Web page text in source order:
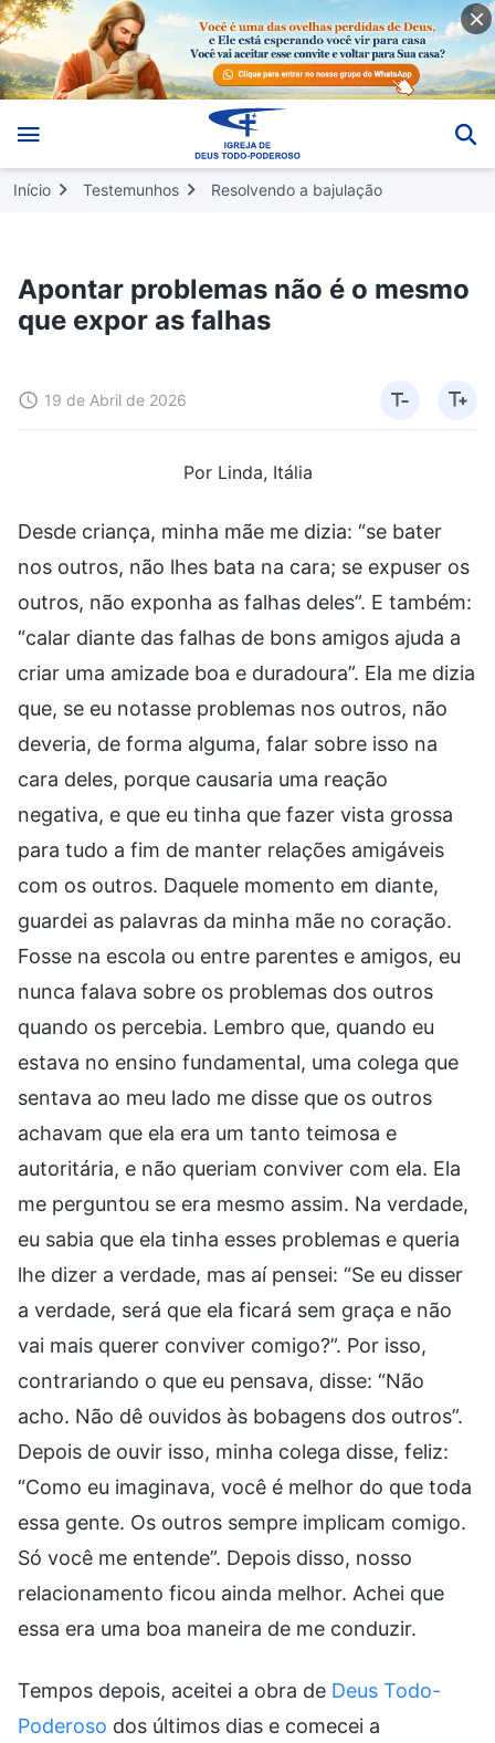
Início Testemunhos Resolvendo a bajulação
Apontar problemas não é o mesmo
que expor as falhas
19 de Abril de 2026
Por Linda, Itália
Desde criança, minha mãe me dizia: “se bater
nos outros, não lhes bata na cara; se expuser os
outros, não exponha as falhas deles”. E também:
“calar diante das falhas de bons amigos ajuda a
criar uma amizade boa e duradoura”. Ela me dizia
que, se eu notasse problemas nos outros, não
deveria, de forma alguma, falar sobre isso na
cara deles, porque causaria uma reação
negativa, e que eu tinha que fazer vista grossa
para tudo a fim de manter relações amigáveis
com os outros. Daquele momento em diante,
guardei as palavras da minha mãe no coração.
Fosse na escola ou entre parentes e amigos, eu
nunca falava sobre os problemas dos outros
quando os percebia. Lembro que, quando eu
estava no ensino fundamental, uma colega que
sentava ao meu lado me disse que os outros
achavam que ela era um tanto teimosa e
autoritária, e não queriam conviver com ela. Ela
me perguntou se era mesmo assim. Na verdade,
eu sabia que ela tinha esses problemas e queria
lhe dizer a verdade, mas aí pensei: “Se eu disser
a verdade, será que ela ficará sem graça e não
vai mais querer conviver comigo?”. Por isso,
contrariando o que eu pensava, disse: “Não
acho. Não dê ouvidos às bobagens dos outros”.
Depois de ouvir isso, minha colega disse, feliz:
“Como eu imaginava, você é melhor do que toda
essa gente. Os outros sempre implicam comigo.
Só você me entende”. Depois disso, nosso
relacionamento ficou ainda melhor. Achei que
essa era uma boa maneira de me conduzir.
Tempos depois, aceitei a obra de Deus Todo-
Poderoso dos últimos dias e comecei a